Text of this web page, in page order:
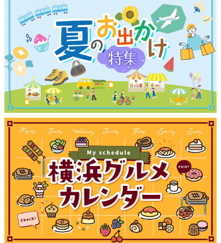
観光ガイド
ランキング